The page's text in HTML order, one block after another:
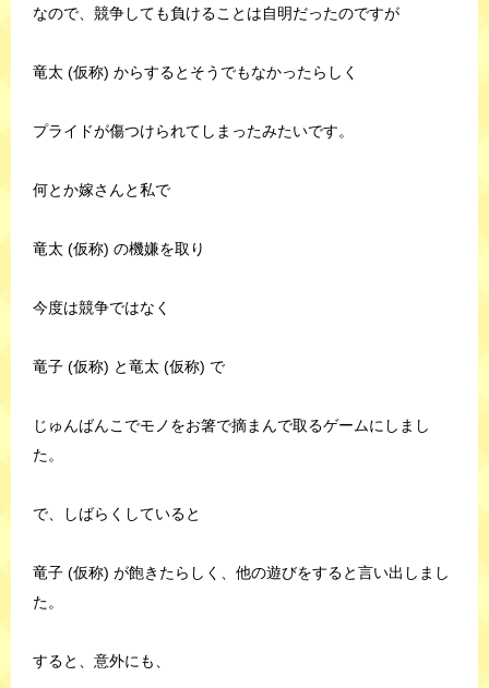
なので、競争しても負けることは自明だったのですが
竜太 (仮称) からするとそうでもなかったらしく
プライドが傷つけられてしまったみたいです。
何とか嫁さんと私で
竜太 (仮称) の機嫌を取り
今度は競争ではなく
竜子 (仮称) と竜太 (仮称) で
じゅんばんこでモノをお箸で摘まんで取るゲームにしまし
た。
で、しばらくしていると
竜子 (仮称) が飽きたらしく、他の遊びをすると言い出しまし
た。
すると、意外にも、